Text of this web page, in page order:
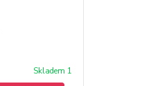
Skladem 1